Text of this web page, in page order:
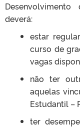
deverá:
estar
curso de
vagas
não ter
aquelas
Estudantil –
ter